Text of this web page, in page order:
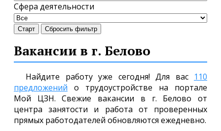
Сфера деятельности
Старт Сбросить фильтр
Вакансии в г. Белово
Найдите работу уже сегодня! Для вас 110
предложений о трудоустройстве на портале
Мой ЦЗН. Свежие вакансии в г. Белово от
центра занятости и работа от проверенных
прямых работодателей обновляются ежедневно.